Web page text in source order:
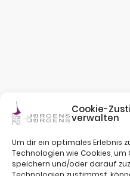
Cookie-
verwalten
Um dir ein optimales Erlebnis
Technologien wie Cookies,
speichern und/oder darauf